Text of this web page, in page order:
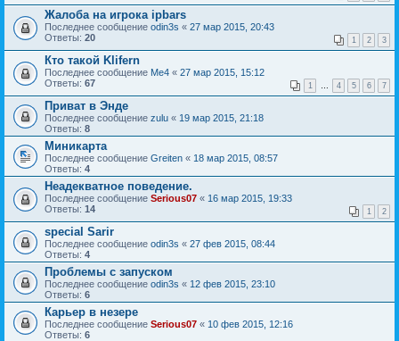
Жалоба на игрока ipbars
Последнее сообщение odin3s « 27 мар 2015, 20:43
Ответы: 20 1 2 3
Кто такой Klifern
Последнее сообщение Me4 « 27 мар 2015, 15:12
Ответы: 67 1 … 4 5 6 7
Приват в Энде
Последнее сообщение zulu « 19 мар 2015, 21:18
Ответы: 8
Миникарта
Последнее сообщение Greiten « 18 мар 2015, 08:57
Ответы: 4
Неадекватное поведение.
Последнее сообщение Serious07 « 16 мар 2015, 19:33
Ответы: 14 1 2
special Sarir
Последнее сообщение odin3s « 27 фев 2015, 08:44
Ответы: 4
Проблемы с запуском
Последнее сообщение odin3s « 12 фев 2015, 23:10
Ответы: 6
Карьер в незере
Последнее сообщение Serious07 « 10 фев 2015, 12:16
Ответы: 6